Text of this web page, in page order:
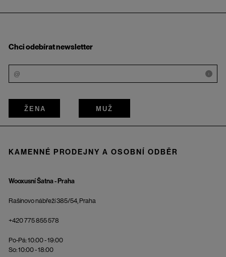
Chci odebírat newsletter
i
ŽENA MUŽ
KAMENNÉ PRODEJNY A OSOBNÍ ODBĚR
Wooxusní Šatna - Praha
Rašínovo nábřeží 385/54, Praha
+420 775 855 578
Po-Pá: 10:00 - 19:00
So: 10:00 - 18:00